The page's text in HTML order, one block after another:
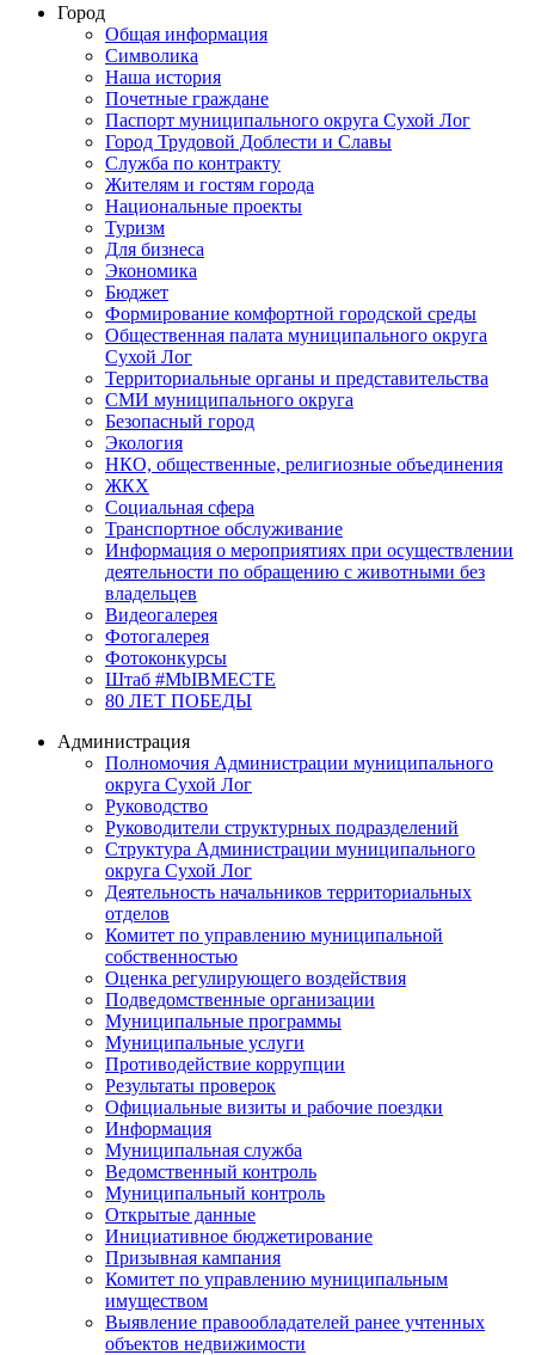
Город
Общая информация
Символика
Наша история
Почетные граждане
Паспорт муниципального округа Сухой Лог
Город Трудовой Доблести и Славы
Служба по контракту
Жителям и гостям города
Национальные проекты
Туризм
Для бизнеса
Экономика
Бюджет
Формирование комфортной городской среды
Общественная палата муниципального округа
Сухой Лог
Территориальные органы и представительства
СМИ муниципального округа
Безопасный город
Экология
НКО, общественные, религиозные объединения
ЖКХ
Социальная сфера
Транспортное обслуживание
Информация о мероприятиях при осуществлении
деятельности по обращению с животными без
владельцев
Видеогалерея
Фотогалерея
Фотоконкурсы
Штаб #MbIBMECTE
80 ЛЕТ ПОБЕДЫ
Администрация
Полномочия Администрации муниципального
округа Сухой Лог
Руководство
Руководители структурных подразделений
Структура Администрации муниципального
округа Сухой Лог
Деятельность начальников территориальных
отделов
Комитет по управлению муниципальной
собственностью
Оценка регулирующего воздействия
Подведомственные организации
Муниципальные программы
Муниципальные услуги
Противодействие коррупции
Результаты проверок
Официальные визиты и рабочие поездки
Информация
Муниципальная служба
Ведомственный контроль
Муниципальный контроль
Открытые данные
Инициативное бюджетирование
Призывная кампания
Комитет по управлению муниципальным
имуществом
Выявление правообладателей ранее учтенных
объектов недвижимости